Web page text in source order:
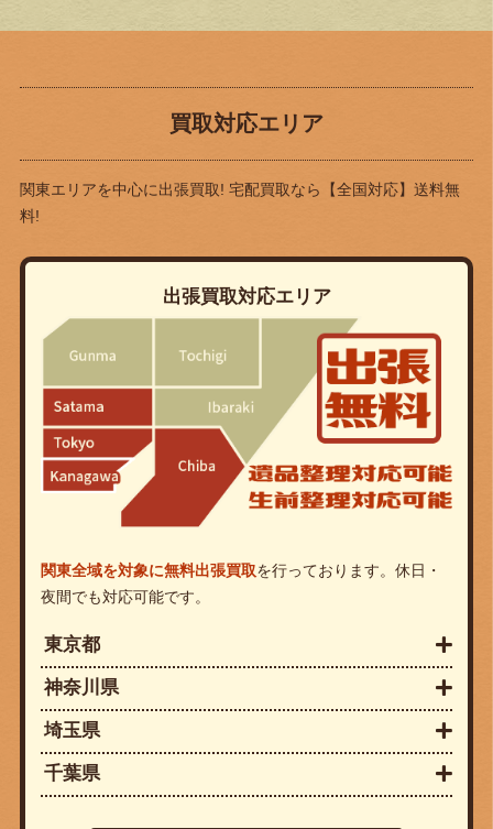
買取対応エリア
関東エリアを中心に出張買取! 宅配買取なら
【全国対応】送料無
料!
出張買取対応エリア
関東全域を対象に無料出張買取を行っております。休日・
夜間でも対応可能です。
東京都
神奈川県
埼玉県
千葉県